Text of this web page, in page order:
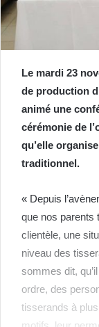
Le mardi 23
de production
animé une
cérémonie de
qu’elle
traditionnel.
« Depuis
que nos parents
clientèle, une
niveau des
sommes dit,
ordre, des
tisserands à